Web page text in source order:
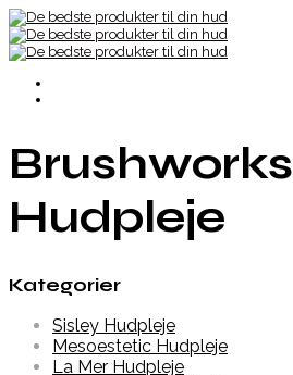
Brushworks
Hudpleje
Kategorier
Sisley Hudpleje
Mesoestetic Hudpleje
La Mer Hudpleje